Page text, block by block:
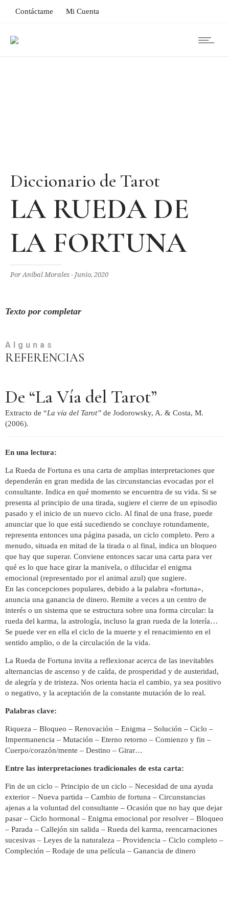
Contáctame Mi Cuenta
Diccionario de Tarot
LA RUEDA DE
LA FORTUNA
Por Aníbal Morales - Junio, 2020
Texto por completar
Algunas
REFERENCIAS
De “La Vía del Tarot”
Extracto de “La vía del Tarot” de Jodorowsky, A. & Costa, M.
(2006).
En una lectura:
La Rueda de Fortuna es una carta de amplias interpretaciones que
dependerán en gran medida de las circunstancias evocadas por el
consultante. Indica en qué momento se encuentra de su vida. Si se
presenta al principio de una tirada, sugiere el cierre de un episodio
pasado y el inicio de un nuevo ciclo. Al final de una frase, puede
anunciar que lo que está sucediendo se concluye rotundamente,
representa entonces una página pasada, un ciclo completo. Pero a
menudo, situada en mitad de la tirada o al final, indica un bloqueo
que hay que superar. Conviene entonces sacar una carta para ver
qué es lo que hace girar la manivela, o dilucidar el enigma
emocional (representado por el animal azul) que sugiere.
En las concepciones populares, debido a la palabra «fortuna»,
anuncia una ganancia de dinero. Remite a veces a un centro de
interés o un sistema que se estructura sobre una forma circular: la
rueda del karma, la astrología, incluso la gran rueda de la lotería…
Se puede ver en ella el ciclo de la muerte y el renacimiento en el
sentido amplio, o de la circulación de la vida.
La Rueda de Fortuna invita a reflexionar acerca de las inevitables
alternancias de ascenso y de caída, de prosperidad y de austeridad,
de alegría y de tristeza. Nos orienta hacia el cambio, ya sea positivo
o negativo, y la aceptación de la constante mutación de lo real.
Palabras clave:
Riqueza – Bloqueo – Renovación – Enigma – Solución – Ciclo –
Impermanencia – Mutación – Eterno retorno – Comienzo y fin –
Cuerpo/corazón/mente – Destino – Girar…
Entre las interpretaciones tradicionales de esta carta:
Fin de un ciclo – Principio de un ciclo – Necesidad de una ayuda
exterior – Nueva partida – Cambio de fortuna – Circunstancias
ajenas a la voluntad del consultante – Ocasión que no hay que dejar
pasar – Ciclo hormonal – Enigma emocional por resolver – Bloqueo
– Parada – Callejón sin salida – Rueda del karma, reencarnaciones
sucesivas – Leyes de la naturaleza – Providencia – Ciclo completo –
Compleción – Rodaje de una película – Ganancia de dinero